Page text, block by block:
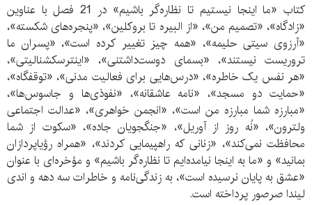
کتاب «ما اینجا نیستیم تا نظاره‌گر باشیم» در 21 فصل با عناوین
«زادگاه»، «تصمیم من»، «از البیره تا بروکلین»، «پنجره‌های شکسته»،
«آرزوی سیتی حلیمه»، «همه‌ چیز تغییر کرده است»، «پسران ما
تروریست نیستند»، «بسمای دوست‌داشتنی»، «اینترسکشنالیتی»،
«هر نفس یک خاطره»، «درس‌هایی برای فعالیت مدنی»، «توقفگاه»،
«حمایت دو مسجد»، «نامه عاشقانه»، «نفوذی‌ها و جاسوس‌ها»،
«مبارزه شما مبارزه من است»، «انجمن خواهری»، «عدالت اجتماعی
ولترون»، «نُه روز از آوریل»، «جنگجویان جاده»، «سکوت از شما
محافظت نمی‌کند»، «زنانی که راهپیمایی کردند»، «همراه رؤیاپردازان
بمانید» و «ما به اینجا نیامده‌ایم تا نظاره‌گر باشیم» و مؤخره‌ای با عنوان
«عشق به پایان نرسیده است»، به زندگی‌نامه و خاطرات سه دهه و اندی
لیندا صرصور پرداخته است.